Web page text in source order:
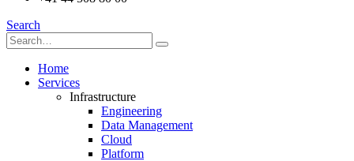
Search
Home
Services
Infrastructure
Engineering
Data Management
Cloud
Platform